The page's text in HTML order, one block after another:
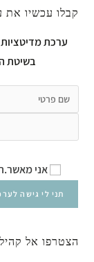
קבלו עכשיו את
ערכת
בשיטת
אני
הצטרפו אל